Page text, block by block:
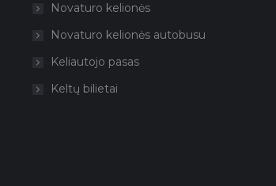
Novaturo kelionės
Novaturo kelionės autobusu
Keliautojo pasas
Keltų bilietai